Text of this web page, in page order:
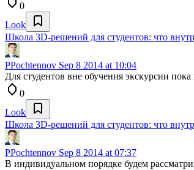
0
Look
Школа 3D-решений для студентов: что
PPochtennov Sep 8 2014 at 10:04
Для студентов вне обучения экскурсии
0
Look
Школа 3D-решений для студентов: что
PPochtennov Sep 8 2014 at 07:37
В индивидуальном порядке будем